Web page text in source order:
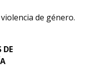
de género.
DE